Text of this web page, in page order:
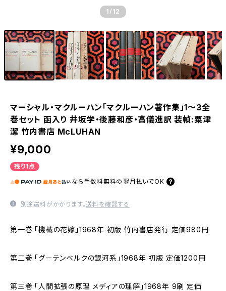
1 /12
マーシャル・マクルーハン「マクルーハン著作集」1〜3全
巻セット 函入り 井坂学・後藤和彦・高儀進訳 装幀:粟津
潔 竹内書店 McLUHAN
¥9,000
残り1点
なら 手数料無料の 翌月払いでOK
別途送料がかかります。送料を確認する
第一巻:「機械の花嫁」1968年 初版 竹内書店発行 定価980円
第二巻:「グーテンベルクの銀河系」1968年 初版 定価1200円
第三巻:「人間拡張の原理 メディアの理解」1968年 9刷 定価